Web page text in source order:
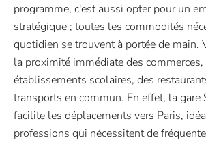
programme, c'est aussi opter pour un
stratégique ; toutes les commodités
quotidien se trouvent à portée de main.
la proximité immédiate des commerces,
établissements scolaires, des
transports en commun. En effet, la gare
facilite les déplacements vers Paris,
professions qui nécessitent de